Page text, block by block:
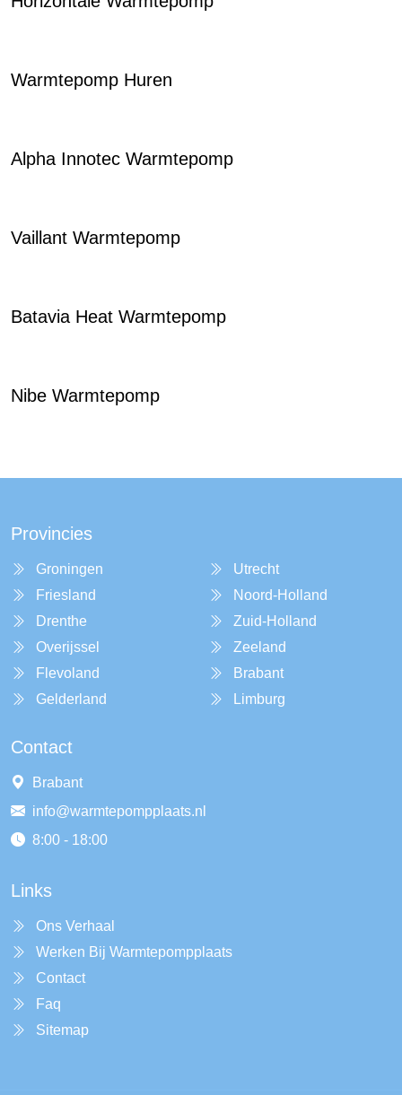
Warmtepomp Huren
Alpha Innotec Warmtepomp
Vaillant Warmtepomp
Batavia Heat Warmtepomp
Nibe Warmtepomp
Provincies
Groningen
Friesland
Drenthe
Overijssel
Flevoland
Gelderland
Utrecht
Noord-Holland
Zuid-Holland
Zeeland
Brabant
Limburg
Contact
Brabant
info@warmtepompplaats.nl
8:00 - 18:00
Links
Ons Verhaal
Werken Bij Warmtepompplaats
Contact
Faq
Sitemap